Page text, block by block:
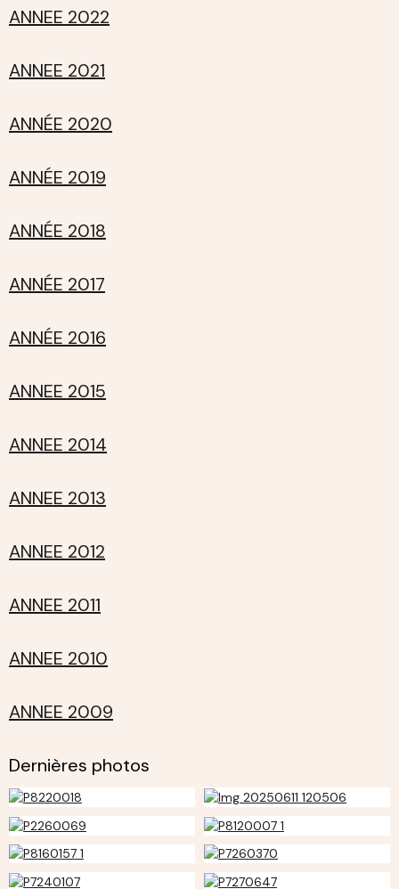
ANNEE 2022
ANNEE 2021
ANNÉE 2020
ANNÉE 2019
ANNÉE 2018
ANNÉE 2017
ANNÉE 2016
ANNEE 2015
ANNEE 2014
ANNEE 2013
ANNEE 2012
ANNEE 2011
ANNEE 2010
ANNEE 2009
Dernières photos